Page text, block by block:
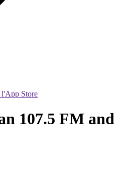
l'App Store
107.5 FM and